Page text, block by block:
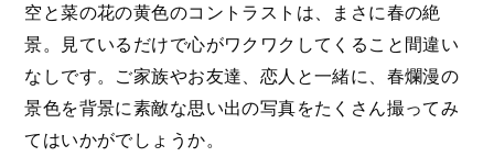
空と菜の花の黄色のコントラストは、まさに春の絶
景。見ているだけで心がワクワクしてくること間違い
なしです。ご家族やお友達、恋人と一緒に、春爛漫の
景色を背景に素敵な思い出の写真をたくさん撮ってみ
てはいかがでしょうか。